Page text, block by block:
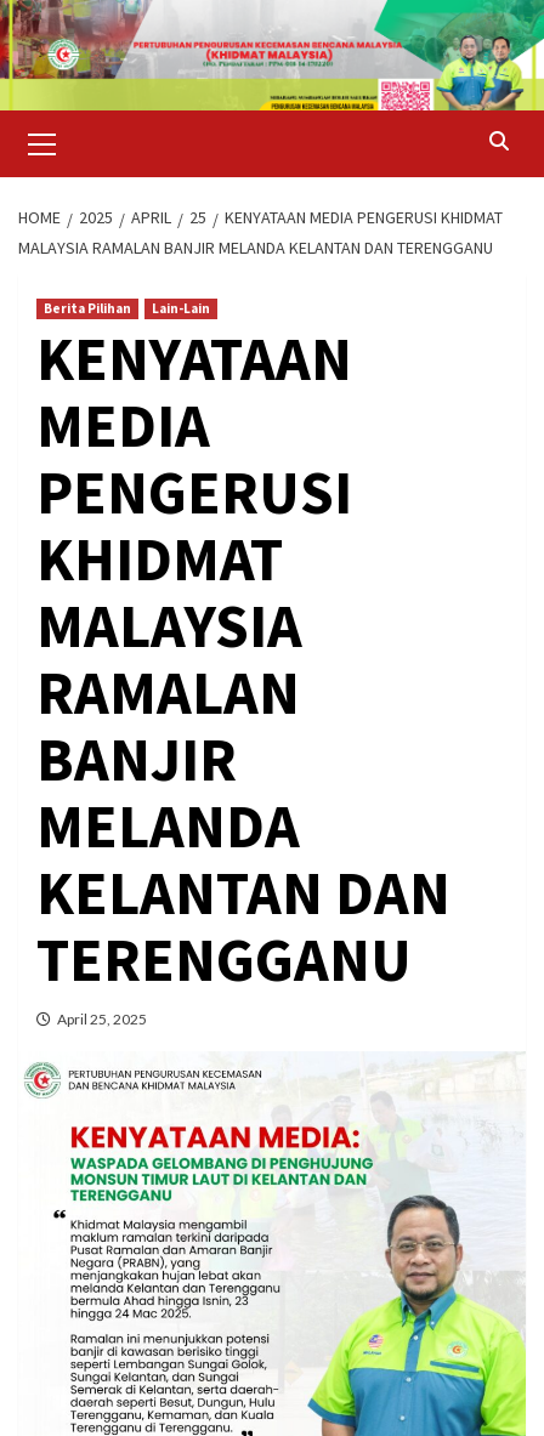
Skip
to
content
Menu
HOME 2025 APRIL 25
KENYATAAN MEDIA PENGERUSI KHIDMAT
MALAYSIA RAMALAN BANJIR MELANDA KELANTAN DAN TERENGGANU
Berita Pilihan Lain-Lain
KENYATAAN
MEDIA
PENGERUSI
KHIDMAT
MALAYSIA
RAMALAN
BANJIR
MELANDA
KELANTAN DAN
TERENGGANU
April 25, 2025